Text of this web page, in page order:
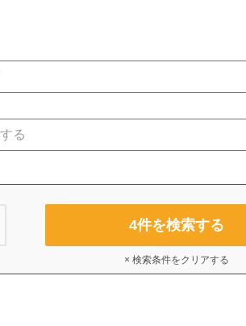
4件を検索する
× 検索条件をクリアする